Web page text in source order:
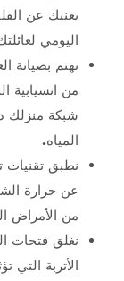
يغنيك عن
اليومي
نهتم بصيانة
من انسيابية
شبكة منزلك
المياه.
نطبق تقنيات
عن حرارة
من الأمراض
نغلق فتحات
الأتربة التي